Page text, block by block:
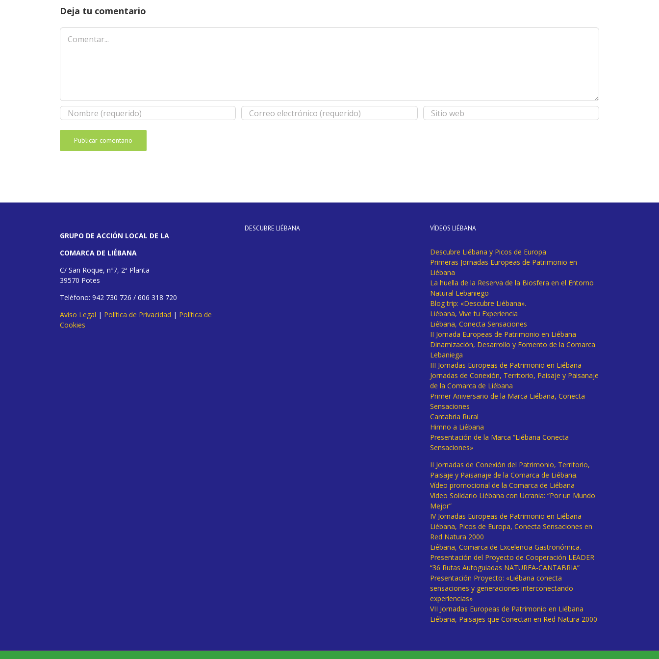
Deja tu comentario
Comentar
GRUPO DE ACCIÓN LOCAL DE LA
COMARCA DE LIÉBANA
C/ San Roque, nº7, 2ª Planta
39570 Potes
Teléfono: 942 730 726 / 606 318 720
Aviso Legal | Política de Privacidad | Política de
Cookies
DESCUBRE LIÉBANA VÍDEOS LIÉBANA
Descubre Liébana y Picos de Europa
Primeras Jornadas Europeas de Patrimonio en
Liébana
La huella de la Reserva de la Biosfera en el Entorno
Natural Lebaniego
Blog trip: «Descubre Liébana».
Liébana, Vive tu Experiencia
Liébana, Conecta Sensaciones
II Jornada Europeas de Patrimonio en Liébana
Dinamización, Desarrollo y Fomento de la Comarca
Lebaniega
III Jornadas Europeas de Patrimonio en Liébana
Jornadas de Conexión, Territorio, Paisaje y Paisanaje
de la Comarca de Liébana
Primer Aniversario de la Marca Liébana, Conecta
Sensaciones
Cantabria Rural
Himno a Liébana
Presentación de la Marca “Liébana Conecta
Sensaciones»
II Jornadas de Conexión del Patrimonio, Territorio,
Paisaje y Paisanaje de la Comarca de Liébana.
Vídeo promocional de la Comarca de Liébana
Vídeo Solidario Liébana con Ucrania: “Por un Mundo
Mejor”
IV Jornadas Europeas de Patrimonio en Liébana
Liébana, Picos de Europa, Conecta Sensaciones en
Red Natura 2000
Liébana, Comarca de Excelencia Gastronómica.
Presentación del Proyecto de Cooperación LEADER
“36 Rutas Autoguiadas NATUREA-CANTABRIA”
Presentación Proyecto: «Liébana conecta
sensaciones y generaciones interconectando
experiencias»
VII Jornadas Europeas de Patrimonio en Liébana
Liébana, Paisajes que Conectan en Red Natura 2000